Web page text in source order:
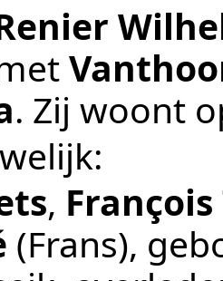
. Zij woont
,
(Frans),